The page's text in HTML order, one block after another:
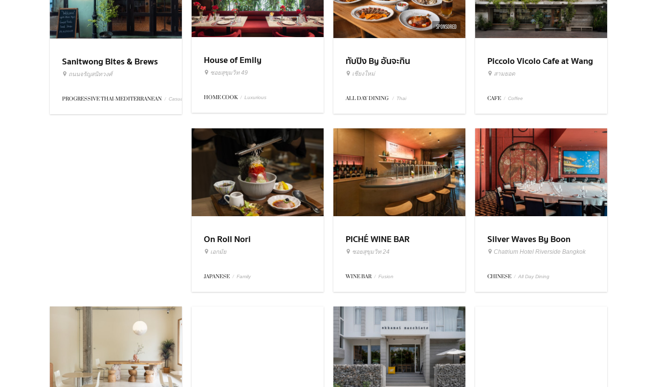
Sanitwong Bites & Brews
ถนนจรัญสนิทวงศ์
PROGRESSIVE THAI-MEDITERRANEAN / Casual Dining
House of Emily
ซอยสุขุมวิท 49
HOME COOK / Luxurious
SPONSORED
ทับปิง By อันจะกิน
เชียงใหม่
ALL DAY DINING / Thai
Piccolo Vicolo Cafe at Wang
Burapha Samyot
สามยอด
CAFE / Coffee
On Roll Nori
เอกมัย
JAPANESE / Family
PICHÉ WINE BAR
ซอยสุขุมวิท 24
WINE BAR / Fusion
Silver Waves By Boon
Chatrium Hotel Riverside Bangkok
CHINESE / All Day Dining